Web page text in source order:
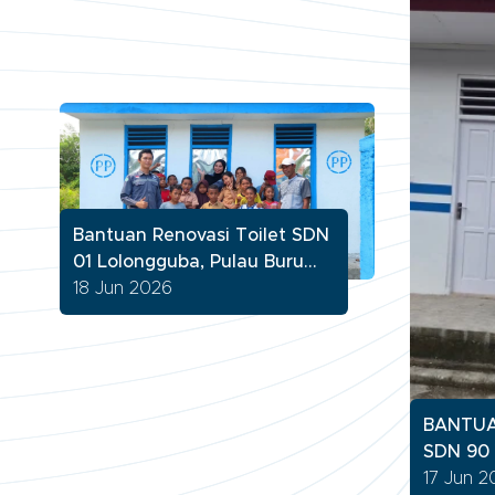
Bantuan Renovasi Toilet SDN
01 Lolongguba, Pulau Buru
Maluku
18 Jun 2026
SDN 90
17 Jun